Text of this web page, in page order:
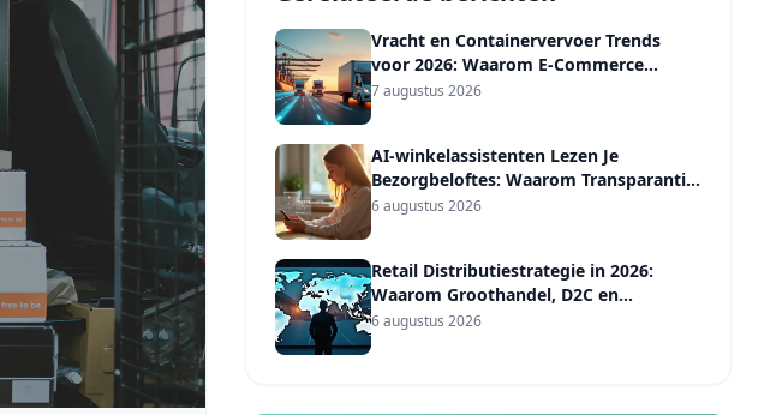
Vracht en Containervervoer Trends
voor 2026: Waarom E-Commerce
Verzenders een
Vervoerdersdiversificatieplan Nodig
7 augustus 2026
AI-winkelassistenten Lezen Je
Bezorgbeloftes: Waarom Transparantie
het Nieuwe Vertrouwenssignaal Is in
2026
6 augustus 2026
Retail Distributiestrategie in 2026:
Waarom Groothandel, D2C en
Marktplaatsen Vier Verschillende
Verzendregels Nodig Hebben
6 augustus 2026